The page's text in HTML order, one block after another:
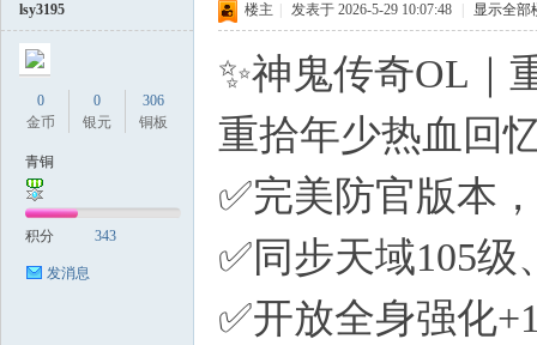
lsy3195
0
金币
0
银元
306
铜板
青铜
积分 343
发消息
楼主 发表于 2026-5-29 10:07:48 显示全部
✨神鬼传奇OL｜
重拾年少热血回
✅完美防官版本
✅同步天域105
✅开放全身强化